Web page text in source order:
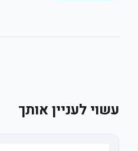
עשוי לעניין אותך